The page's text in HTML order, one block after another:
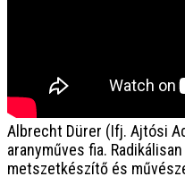
Albrecht Dürer (Ifj. Ajtósi
aranyműves fia.
metszetkészítő és